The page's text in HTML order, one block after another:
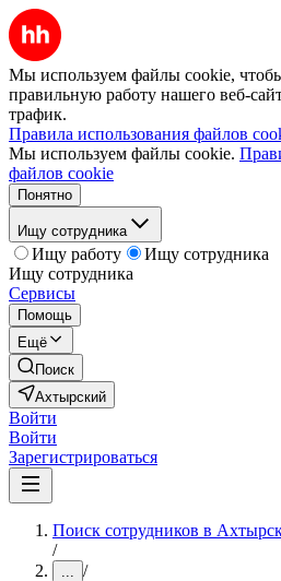
Мы используем файлы cookie,
правильную работу нашего веб-
трафик.
Правила использования файлов
Мы используем файлы cookie.
файлов cookie
Понятно
Ищу сотрудника
Ищу работу
Ищу сотрудника
Ищу сотрудника
Сервисы
Помощь
Ещё
Поиск
Ахтырский
Войти
Войти
Зарегистрироваться
Поиск сотрудников в
/
... /